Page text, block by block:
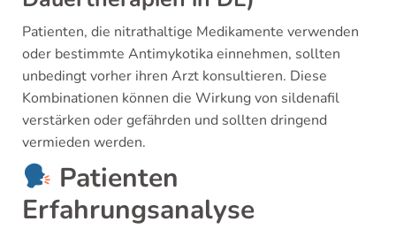
Patienten, die nitrathaltige Medikamente verwenden
oder bestimmte Antimykotika einnehmen, sollten
unbedingt vorher ihren Arzt konsultieren. Diese
Kombinationen können die Wirkung von sildenafil
verstärken oder gefährden und sollten dringend
vermieden werden.
Patienten
Erfahrungsanalyse